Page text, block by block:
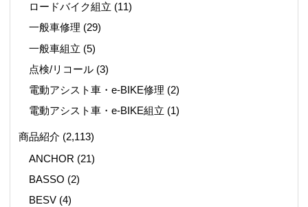
ロードバイク組立 (11)
一般車修理 (29)
一般車組立 (5)
点検/リコール (3)
電動アシスト車・e-BIKE修理 (2)
電動アシスト車・e-BIKE組立 (1)
商品紹介 (2,113)
ANCHOR (21)
BASSO (2)
BESV (4)